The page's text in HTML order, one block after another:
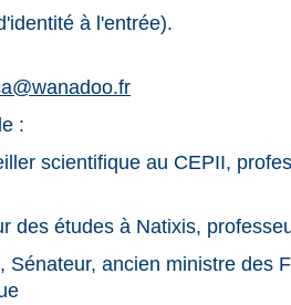
à l'entrée).
:
scientifique au CEPII,
des études à Natixis,
Sénateur, ancien ministre des